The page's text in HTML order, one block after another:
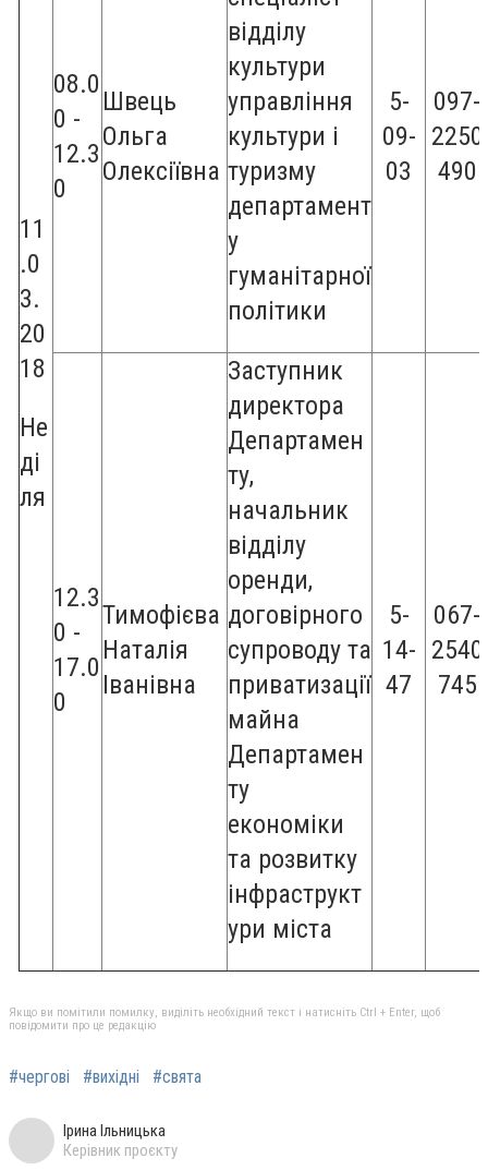
11
.0
3.
20
18
Не
ді
ля
08.0
0 -
12.3
0
Швець
Ольга
Олексіївна
відділу
культури
управління
культури і
туризму
департамент
у
гуманітарної
політики
5-
09-
03
097-
2250
490
12.3
0 -
17.0
0
Тимофієва
Наталія
Іванівна
Заступник
директора
Департамен
ту,
начальник
відділу
оренди,
договірного
супроводу та
приватизації
майна
Департамен
ту
економіки
та розвитку
інфраструкт
ури міста
5-
14-
47
067-
2540
745
Якщо ви помітили помилку, виділіть необхідний текст і натисніть Ctrl + Enter, щоб
повідомити про це редакцію
#чергові #вихідні #свята
Ірина Ільницька
Керівник проєкту